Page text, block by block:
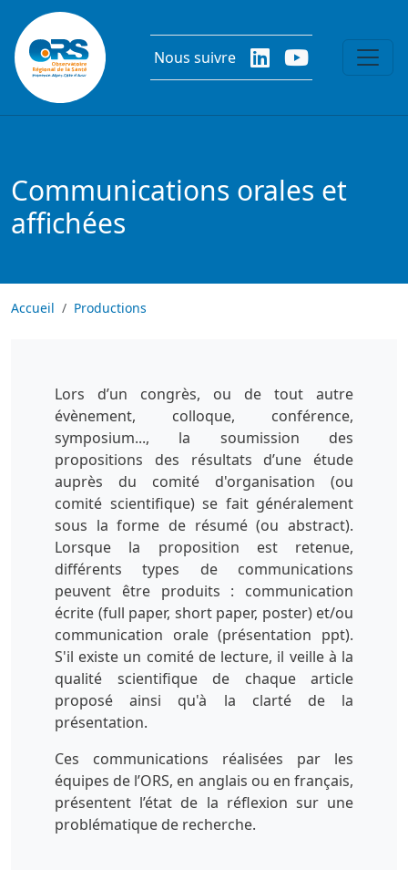
Aller au contenu principal
Nous suivre
Communications orales et
affichées
Accueil Productions
Lors d’un congrès, ou de tout autre
évènement, colloque, conférence,
symposium..., la soumission des
propositions des résultats d’une étude
auprès du comité d'organisation (ou
comité scientifique) se fait généralement
sous la forme de résumé (ou abstract).
Lorsque la proposition est retenue,
différents types de communications
peuvent être produits : communication
écrite (full paper, short paper, poster) et/ou
communication orale (présentation ppt).
S'il existe un comité de lecture, il veille à la
qualité scientifique de chaque article
proposé ainsi qu'à la clarté de la
présentation.
Ces communications réalisées par les
équipes de l’ORS, en anglais ou en français,
présentent l’état de la réflexion sur une
problématique de recherche.